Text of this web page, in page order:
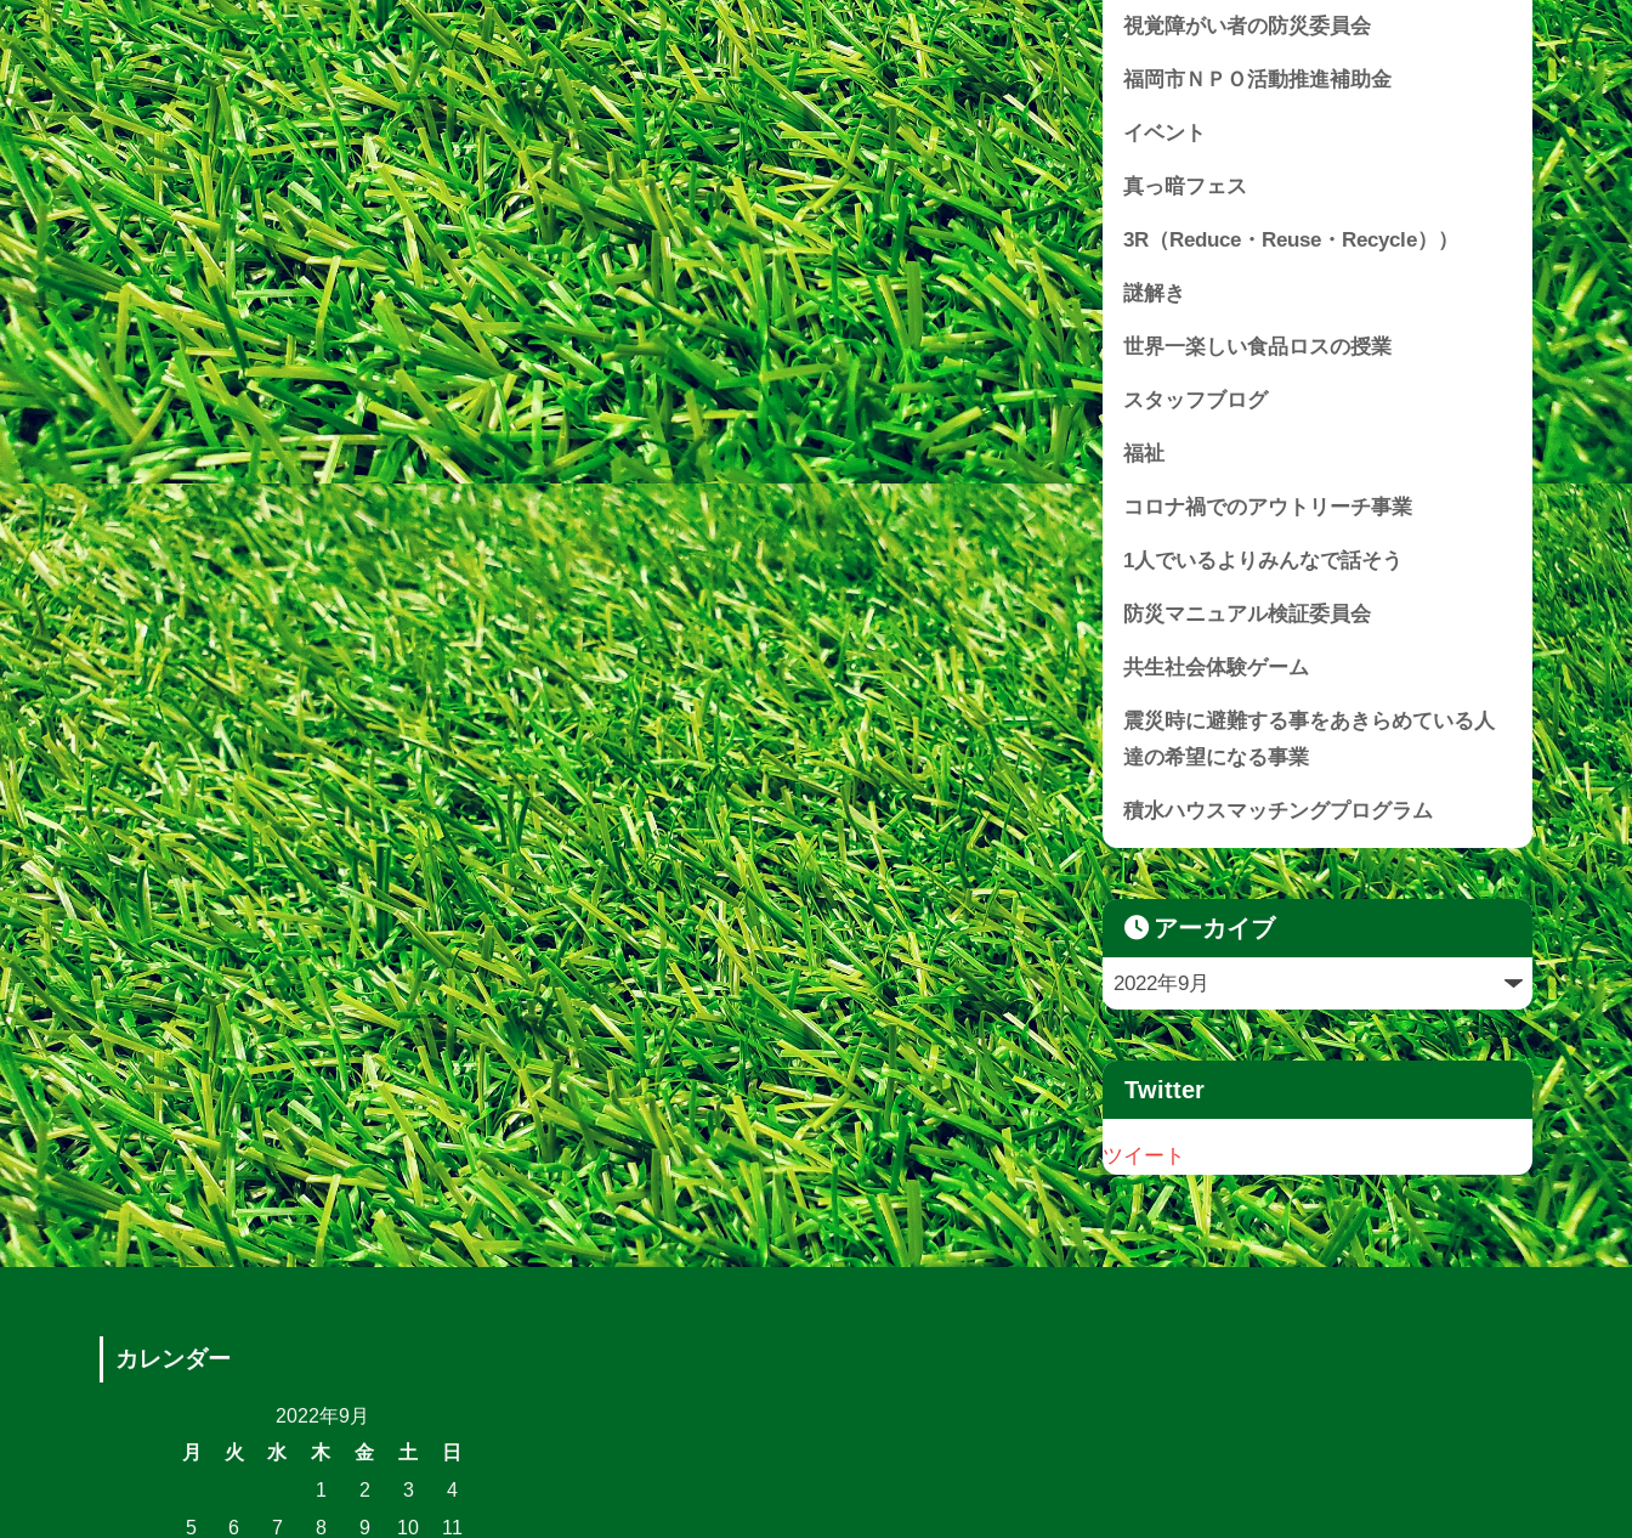
視覚障がい者の防災委員会
福岡市ＮＰＯ活動推進補助金
イベント
真っ暗フェス
3R（Reduce・Reuse・Recycle））
謎解き
世界一楽しい食品ロスの授業
スタッフブログ
福祉
コロナ禍でのアウトリーチ事業
1人でいるよりみんなで話そう
防災マニュアル検証委員会
共生社会体験ゲーム
震災時に避難する事をあきらめている人
達の希望になる事業
積水ハウスマッチングプログラム
アーカイブ
Twitter
ツイート
カレンダー
2022年9月
月
火 水 木 金 土
日
1
2 3
4
5
6 7 8 9 10 11